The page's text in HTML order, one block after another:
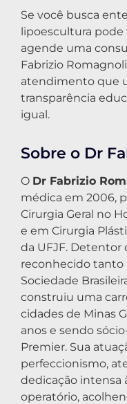
Se você busca
lipoescultura pode
agende uma
Fabrizio
atendimento que
transparência
igual.
Sobre o Dr
O Dr Fabrizio
médica em 2006,
Cirurgia Geral no
e em Cirurgia
da UFJF.
reconhecido tanto
Sociedade
construiu uma
cidades de Minas
anos e sendo
Premier. Sua
perfeccionismo,
dedicação intensa
operatório,